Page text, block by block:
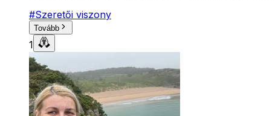
#Szeretői viszony
Tovább
1